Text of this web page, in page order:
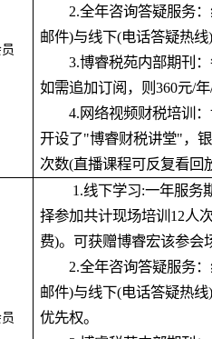
2.全年咨询答疑服务：
邮件)与线下(电话答疑热
3.博睿税苑内部期刊：
如需追加订阅，则360元/
4.网络视频财税培训：
开设了"博睿财税讲堂"，
次数(直播课程可反复看回
1.线下学习:一年服务期
择参加共计现场培训12人
费)。可获赠博睿宏该参会
2.全年咨询答疑服务：
邮件)与线下(电话答疑热
优先权。